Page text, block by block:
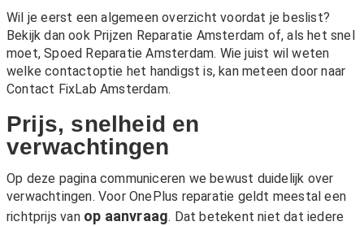
Wil je eerst een algemeen overzicht voordat je beslist?
Bekijk dan ook Prijzen Reparatie Amsterdam of, als het snel
moet,Spoed Reparatie Amsterdam. Wie juist wil weten
welke contactoptie het handigst is, kan meteen door naar
Contact FixLab Amsterdam.
Prijs, snelheid en
verwachtingen
Op deze pagina communiceren we bewust duidelijk over
verwachtingen. Voor OnePlus reparatie geldt meestal een
richtprijs van op aanvraag. Dat betekent niet dat iedere